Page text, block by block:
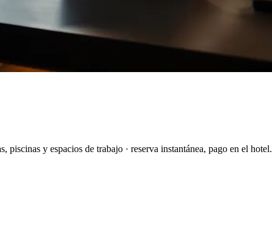
y espacios de trabajo · reserva instantánea, pago en el hotel.